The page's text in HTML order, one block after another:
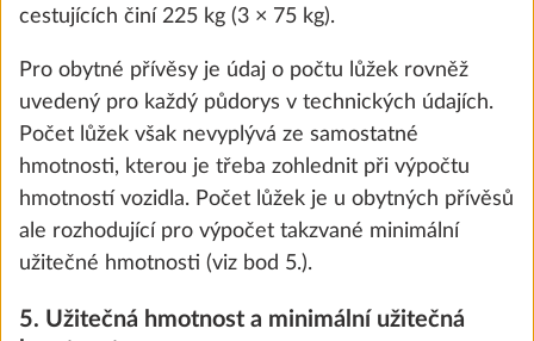
SÉRIOVĚ
cestujících činí 225 kg (3 × 75 kg).
Pro obytné přívěsy je údaj o počtu lůžek rovněž
uvedený pro každý půdorys v technických údajích.
Počet lůžek však nevyplývá ze samostatné
hmotnosti, kterou je třeba zohlednit při výpočtu
hmotností vozidla. Počet lůžek je u obytných přívěsů
ale rozhodující pro výpočet takzvané minimální
užitečné hmotnosti (viz bod 5.).
5. Užitečná hmotnost a minimální užitečná